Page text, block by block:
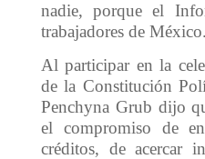
nadie, porque el
trabajadores de México.
Al participar en la
de la Constitución
Penchyna Grub dijo
el compromiso de
créditos, de acercar